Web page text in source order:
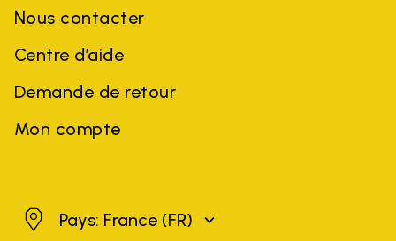
Nous contacter
Centre d’aide
Demande de retour
Mon compte
FrancePays: France (FR)